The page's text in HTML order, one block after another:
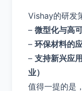
Vishay的研发
– 微型化与高
– 环保材料的
– 支持新兴应
业）
值得一提的是